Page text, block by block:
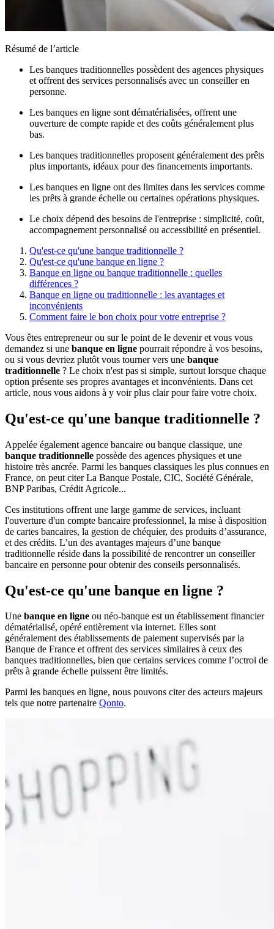
Résumé de l’article
Les banques traditionnelles possèdent des agences physiques
et offrent des services personnalisés avec un conseiller en
personne.
Les banques en ligne sont dématérialisées, offrent une
ouverture de compte rapide et des coûts généralement plus
bas.
Les banques traditionnelles proposent généralement des prêts
plus importants, idéaux pour des financements importants.
Les banques en ligne ont des limites dans les services comme
les prêts à grande échelle ou certaines opérations physiques.
Le choix dépend des besoins de l'entreprise : simplicité, coût,
accompagnement personnalisé ou accessibilité en présentiel.
Qu'est-ce qu'une banque traditionnelle ?
Qu'est-ce qu'une banque en ligne ?
Banque en ligne ou banque traditionnelle : quelles
différences ?
Banque en ligne ou traditionnelle : les avantages et
inconvénients
Comment faire le bon choix pour votre entreprise ?
Vous êtes entrepreneur ou sur le point de le devenir et vous vous
demandez si une banque en ligne pourrait répondre à vos besoins,
ou si vous devriez plutôt vous tourner vers une banque
traditionnelle ? Le choix n'est pas si simple, surtout lorsque chaque
option présente ses propres avantages et inconvénients. Dans cet
article, nous vous aidons à y voir plus clair pour faire votre choix.
Qu'est-ce qu'une banque traditionnelle ?
Appelée également agence bancaire ou banque classique, une
banque traditionnelle possède des agences physiques et une
histoire très ancrée. Parmi les banques classiques les plus connues en
France, on peut citer La Banque Postale, CIC, Société Générale,
BNP Paribas, Crédit Agricole...
Ces institutions offrent une large gamme de services, incluant
l'ouverture d'un compte bancaire professionnel, la mise à disposition
de cartes bancaires, la gestion de chéquier, des produits d’assurance,
et des crédits. L’un des avantages majeurs d’une banque
traditionnelle réside dans la possibilité de rencontrer un conseiller
bancaire en personne pour obtenir des conseils personnalisés.
Qu'est-ce qu'une banque en ligne ?
Une banque en ligne ou néo-banque est un établissement financier
dématérialisé, opéré entièrement via internet. Elles sont
généralement des établissements de paiement supervisés par la
Banque de France et offrent des services similaires à ceux des
banques traditionnelles, bien que certains services comme l’octroi de
prêts à grande échelle puissent être limités.
Parmi les banques en ligne, nous pouvons citer des acteurs majeurs
tels que notre partenaire Qonto.